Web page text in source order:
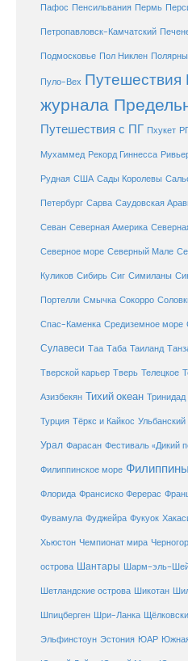
Пафос Пенсильвания Пермь
Петропавловск-Камчатский
Подмосковье Пол Никлен
Пуло-Вех Путешествия
журнала
Путешествия с ПГ Пхукет
Мухаммед Рекорд Гиннесса
Рудная США Сады Королевы
Петербург Сарва Саудовская
Севан Северная Америка
Северное море Северный Мале
Куликов Сибирь Сиг Симиланы
Портелли Смычка Сокорро
Спас-Каменка Средиземное море
Сулавеси Таа Таба Таиланд
Тверской карьер Тверь Телецкое
Азизбекян Тихий океан Тринидад
Турция Тёркс и Кайкос Ульбанский
Урал Фарасан Фестиваль «Дикий
Филиппинское море Филиппины
Флорида Франсиско Ферерас
Фувамула Фуджейра Фукуок
Хьюстон Чемпионат мира
острова Шантары Шарм-эль-
Шетландские острова Шикотан
Шпицберген Шри-Ланка
Эльфинстоун Эстония ЮАР